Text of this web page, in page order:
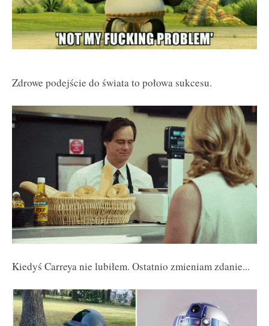
Zdrowe podejście do świata to połowa sukcesu.
Kiedyś Carreya nie lubiłem. Ostatnio zmieniam zdanie...